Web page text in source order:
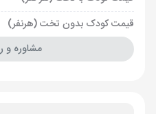
قیمت کودک بدون تخت (هرنفر)
مشاوره و